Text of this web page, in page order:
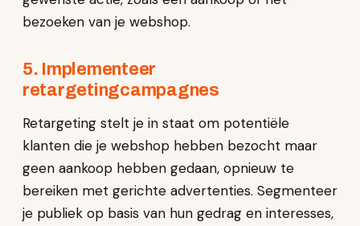
bezoeken van je webshop.
5. Implementeer
retargetingcampagnes
Retargeting stelt je in staat om potentiële
klanten die je webshop hebben bezocht maar
geen aankoop hebben gedaan, opnieuw te
bereiken met gerichte advertenties. Segmenteer
je publiek op basis van hun gedrag en interesses,